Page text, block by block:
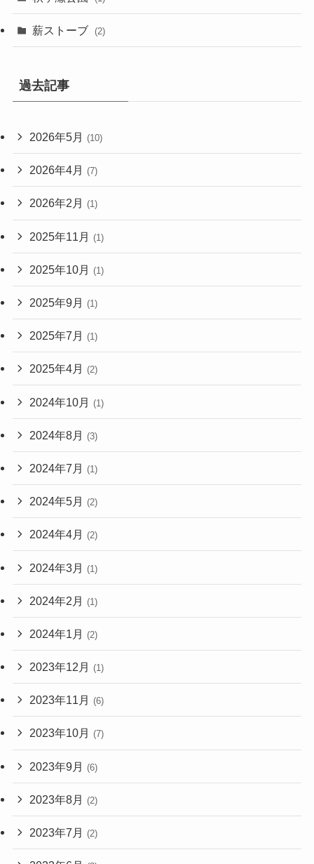
薪ストーブ (2)
過去記事
2026年5月 (10)
2026年4月 (7)
2026年2月 (1)
2025年11月 (1)
2025年10月 (1)
2025年9月 (1)
2025年7月 (1)
2025年4月 (2)
2024年10月 (1)
2024年8月 (3)
2024年7月 (1)
2024年5月 (2)
2024年4月 (2)
2024年3月 (1)
2024年2月 (1)
2024年1月 (2)
2023年12月 (1)
2023年11月 (6)
2023年10月 (7)
2023年9月 (6)
2023年8月 (2)
2023年7月 (2)